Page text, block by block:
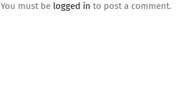
You must be logged in to post a comment.